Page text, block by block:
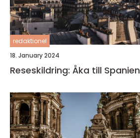
redaktionel
18. January 2024
Reseskildring: Åka till Spanien